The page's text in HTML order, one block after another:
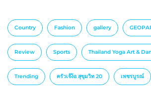
Country Fashion gallery
Review Sports Thailand Yoga Art &
Trending ครัวเจ๊ง้อ สุขุมวิท 20 เพชรบูรณ์